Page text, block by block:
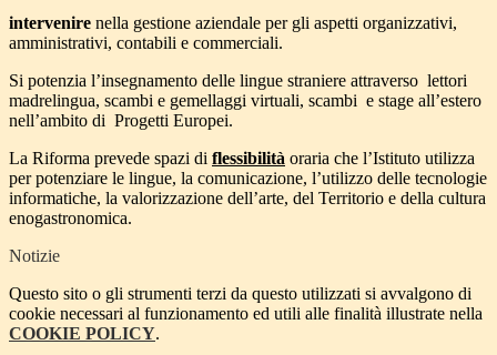
intervenire nella gestione aziendale per gli aspetti organizzativi,
amministrativi, contabili e commerciali.
Si potenzia l’insegnamento delle lingue straniere attraverso lettori
madrelingua, scambi e gemellaggi virtuali, scambi e stage all’estero
nell’ambito di Progetti Europei.
La Riforma prevede spazi di flessibilità oraria che l’Istituto utilizza
per potenziare le lingue, la comunicazione, l’utilizzo delle tecnologie
informatiche, la valorizzazione dell’arte, del Territorio e della cultura
enogastronomica.
Notizie
Questo sito o gli strumenti terzi da questo utilizzati si avvalgono di
cookie necessari al funzionamento ed utili alle finalità illustrate nella
COOKIE POLICY.